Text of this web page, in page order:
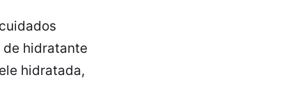
de hidratante
hidratada,